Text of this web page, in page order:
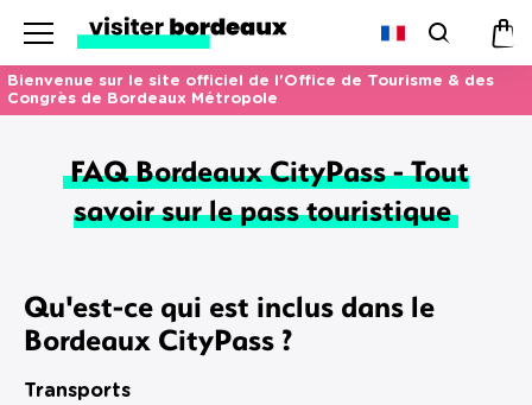
Menu
Bienvenue sur le site officiel de l'Office de Tourisme & des
Congrès de Bordeaux Métropole
FAQ Bordeaux CityPass - Tout
savoir sur le pass touristique
Qu'est-ce qui est inclus dans le
Bordeaux CityPass ?
Transports